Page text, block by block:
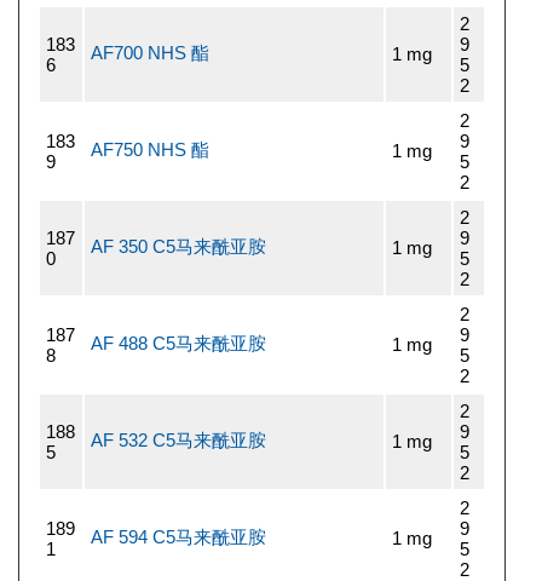
183
6
AF700 NHS 酯 1 mg
2
9
5
2
183
9
AF750 NHS 酯 1 mg
2
9
5
2
187
0
AF 350 C5马来酰亚胺 1 mg
2
9
5
2
187
8
AF 488 C5马来酰亚胺 1 mg
2
9
5
2
188
5
AF 532 C5马来酰亚胺 1 mg
2
9
5
2
189
1
AF 594 C5马来酰亚胺 1 mg
2
9
5
2